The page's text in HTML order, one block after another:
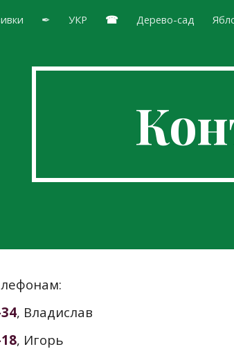
Skip to main content
✒ УКР ☎ Дерево-сад
, Владислав
, Игорь